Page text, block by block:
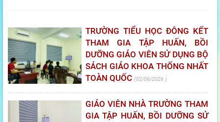
TRƯỜNG TIỂU HỌC ĐÔNG KẾT
THAM GIA TẬP HUẤN, BỒI
DƯỠNG GIÁO VIÊN SỬ DỤNG BỘ
SÁCH GIÁO KHOA THỐNG NHẤT
TOÀN QUỐC
02/06/2026
GIÁO VIÊN NHÀ TRƯỜNG THAM
GIA TẬP HUẤN, BỒI DƯỠNG SỬ